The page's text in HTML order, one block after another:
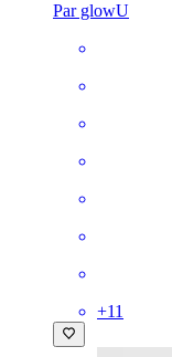
Par glowU
+11